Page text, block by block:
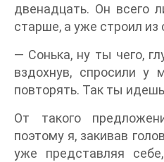
двенадцать. Он всего
старше, а уже строил из
— Сонька, ну ты чего,
вздохнув, спросили у
повторять. Так ты
От такого
поэтому я, закивав
уже представляя